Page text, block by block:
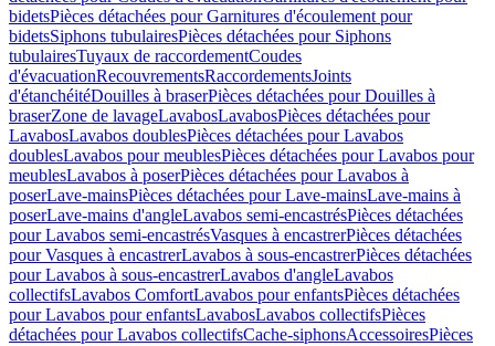
bidetsPièces détachées pour Garnitures d'écoulement pour
bidetsSiphons tubulairesPièces détachées pour Siphons
tubulairesTuyaux de raccordementCoudes
d'évacuationRecouvrementsRaccordementsJoints
d'étanchéitéDouilles à braserPièces détachées pour Douilles à
braserZone de lavageLavabosLavabosPièces détachées pour
LavabosLavabos doublesPièces détachées pour Lavabos
doublesLavabos pour meublesPièces détachées pour Lavabos pour
meublesLavabos à poserPièces détachées pour Lavabos à
poserLave-mainsPièces détachées pour Lave-mainsLave-mains à
poserLave-mains d'angleLavabos semi-encastrésPièces détachées
pour Lavabos semi-encastrésVasques à encastrerPièces détachées
pour Vasques à encastrerLavabos à sous-encastrerPièces détachées
pour Lavabos à sous-encastrerLavabos d'angleLavabos
collectifsLavabos ComfortLavabos pour enfantsPièces détachées
pour Lavabos pour enfantsLavabosLavabos collectifsPièces
détachées pour Lavabos collectifsCache-siphonsAccessoiresPièces